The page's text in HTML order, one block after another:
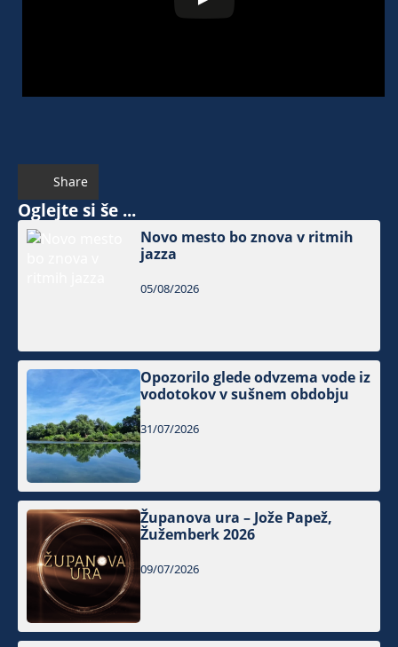
Share
Oglejte si še ...
Novo mesto bo znova v ritmih
jazza
05/08/2026
Opozorilo glede odvzema vode iz
vodotokov v sušnem obdobju
31/07/2026
Županova ura – Jože Papež,
Žužemberk 2026
09/07/2026